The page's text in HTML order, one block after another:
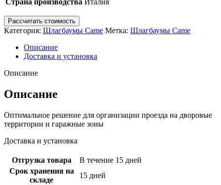
Страна производства Италия
Рассчитать стоимость
Категория: Шлагбаумы Came Метка: Шлагбаумы Came
Описание
Доставка и установка
Описание
Описание
Оптимальное решение для организации проезда на дворовые
территории и гаражные зоны
Доставка и установка
Отгрузка товара
В течение 15 дней
Срок хранения на
складе
15 дней